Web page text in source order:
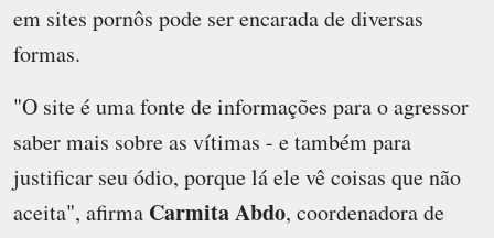
em sites pornôs pode ser encarada de diversas
formas.
"O site é uma fonte de informações para o agressor
saber mais sobre as vítimas - e também para
justificar seu ódio, porque lá ele vê coisas que não
aceita", afirma Carmita Abdo, coordenadora de